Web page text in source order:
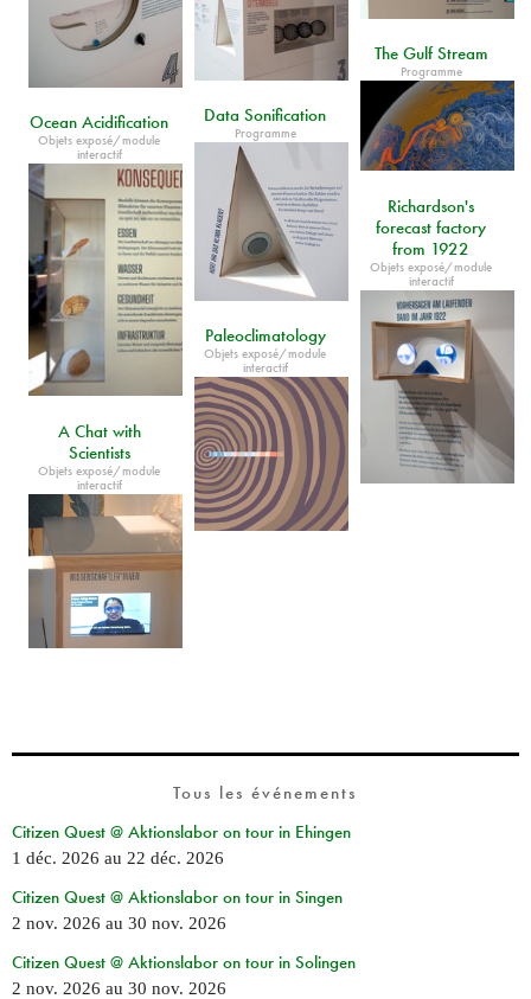
The Gulf Stream
Programme
Data Sonification
Programme
Ocean Acidification
Objets exposé/module
interactif
Richardson's
forecast factory
from 1922
Objets exposé/module
interactif
Paleoclimatology
Objets exposé/module
interactif
A Chat with
Scientists
Objets exposé/module
interactif
Tous les événements
Citizen Quest @ Aktionslabor on tour in Ehingen
1 déc. 2026 au 22 déc. 2026
Citizen Quest @ Aktionslabor on tour in Singen
2 nov. 2026 au 30 nov. 2026
Citizen Quest @ Aktionslabor on tour in Solingen
2 nov. 2026 au 30 nov. 2026